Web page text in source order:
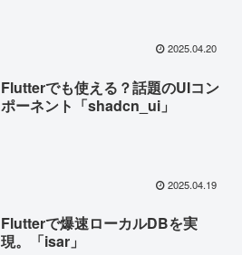
2025.04.20
Flutterでも使える？話題のUIコン
ポーネント「shadcn_ui」
2025.04.19
Flutterで爆速ローカルDBを実
現。「isar」